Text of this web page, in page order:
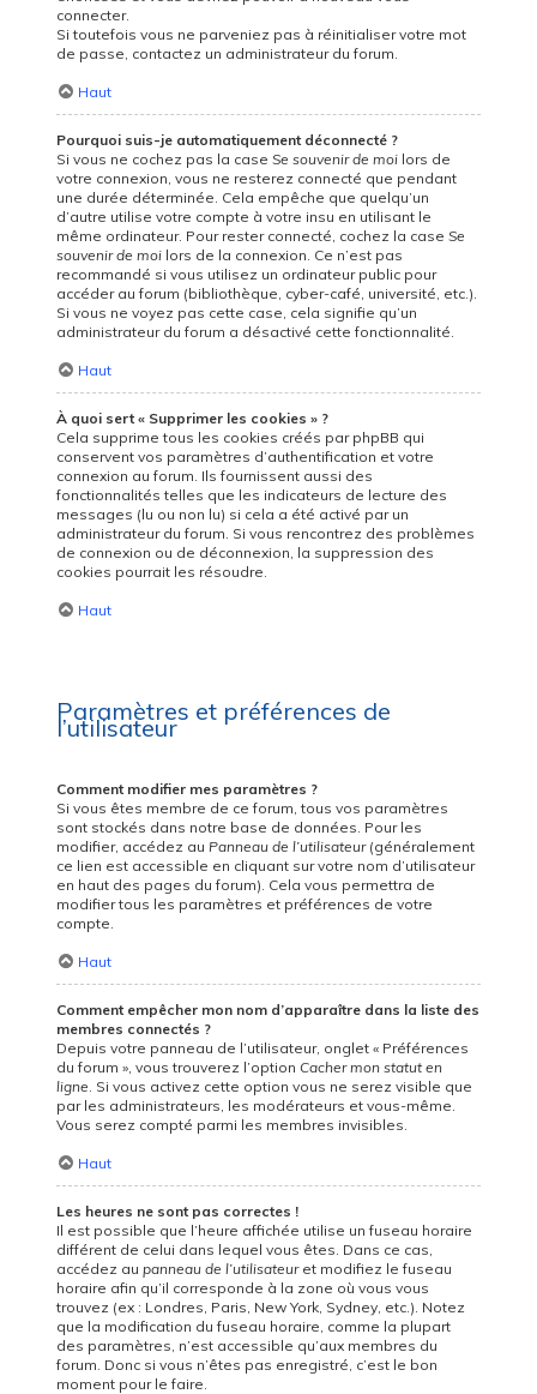
connecter.
Si toutefois vous ne parveniez pas à réinitialiser votre mot
de passe, contactez un administrateur du forum.
Haut
Pourquoi suis-je automatiquement déconnecté ?
Si vous ne cochez pas la caseSe souvenir de moi lors de
votre connexion, vous ne resterez connecté que pendant
une durée déterminée. Cela empêche que quelqu’un
d’autre utilise votre compte à votre insu en utilisant le
même ordinateur. Pour rester connecté, cochez la caseSe
souvenir de moi lors de la connexion. Ce n’est pas
recommandé si vous utilisez un ordinateur public pour
accéder au forum (bibliothèque, cyber-café, université, etc.).
Si vous ne voyez pas cette case, cela signifie qu’un
administrateur du forum a désactivé cette fonctionnalité.
Haut
À quoi sert « Supprimer les cookies » ?
Cela supprime tous les cookies créés par phpBB qui
conservent vos paramètres d’authentification et votre
connexion au forum. Ils fournissent aussi des
fonctionnalités telles que les indicateurs de lecture des
messages (lu ou non lu) si cela a été activé par un
administrateur du forum. Si vous rencontrez des problèmes
de connexion ou de déconnexion, la suppression des
cookies pourrait les résoudre.
Haut
Paramètres et préférences de
l’utilisateur
Comment modifier mes paramètres ?
Si vous êtes membre de ce forum, tous vos paramètres
sont stockés dans notre base de données. Pour les
modifier, accédez au Panneau de l’utilisateur(généralement
ce lien est accessible en cliquant sur votre nom d’utilisateur
en haut des pages du forum). Cela vous permettra de
modifier tous les paramètres et préférences de votre
compte.
Haut
Comment empêcher mon nom d’apparaître dans la liste des
membres connectés ?
Depuis votre panneau de l’utilisateur, onglet « Préférences
du forum », vous trouverez l’optionCacher mon statut en
ligne . Si vous activez cette option vous ne serez visible que
par les administrateurs, les modérateurs et vous-même.
Vous serez compté parmi les membres invisibles.
Haut
Les heures ne sont pas correctes !
Il est possible que l’heure affichée utilise un fuseau horaire
différent de celui dans lequel vous êtes. Dans ce cas,
accédez aupanneau de l’utilisateuret modifiez le fuseau
horaire afin qu’il corresponde à la zone où vous vous
trouvez (ex : Londres, Paris, New York, Sydney, etc.). Notez
que la modification du fuseau horaire, comme la plupart
des paramètres, n’est accessible qu’aux membres du
forum. Donc si vous n’êtes pas enregistré, c’est le bon
moment pour le faire.